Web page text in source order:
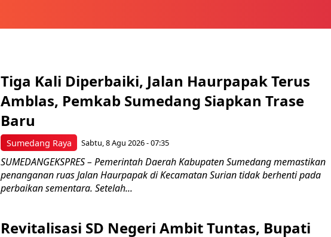
Sumedang Raya
Tiga Kali Diperbaiki, Jalan Haurpapak Terus
Amblas, Pemkab Sumedang Siapkan Trase
Baru
Sabtu, 8 Agu 2026 - 07:35
SUMEDANGEKSPRES – Pemerintah Daerah Kabupaten Sumedang memastikan
penanganan ruas Jalan Haurpapak di Kecamatan Surian tidak berhenti pada
perbaikan sementara. Setelah...
Revitalisasi SD Negeri Ambit Tuntas, Bupati